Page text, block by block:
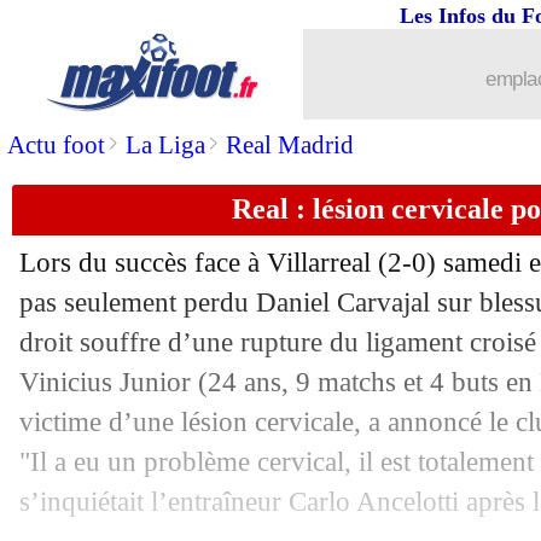
Actu foot> La Liga> Real Madrid
Les Infos du
Real : lésion cervicale
Lors du succès face à Villarreal (2-0) samedi
pas seulement perdu Daniel Carvajal sur
droit souffre d’une rupture du ligament croisé
Vinicius Junior (24 ans, 9 matchs et 4 buts
victime d’une lésion cervicale, a annoncé le
"Il a eu un problème cervical, il est
s’inquiétait l’entraîneur Carlo Ancelotti après
: Strasbourg-Lens, les compos
06/10 L1: Reims-Montpellier, les compos
: l'improbable victoire de Gérone
06/10 Feyenoord: Giménez a failli signer
06/10 Juve: la direction temporise pour
06/10 PSG : Luis Enrique, les conseils de
06/10 Ita.: la Juventus encore freinée
06/10 L1: Lyon-Nantes, les compos